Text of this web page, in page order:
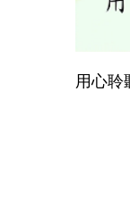
用心聆